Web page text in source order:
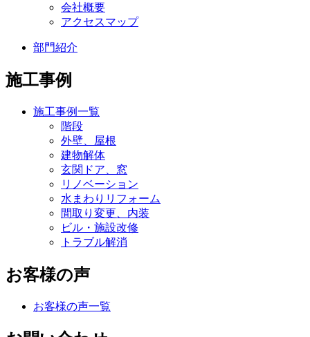
会社概要
アクセスマップ
部門紹介
施工事例
施工事例一覧
階段
外壁、屋根
建物解体
玄関ドア、窓
リノベーション
水まわりリフォーム
間取り変更、内装
ビル・施設改修
トラブル解消
お客様の声
お客様の声一覧